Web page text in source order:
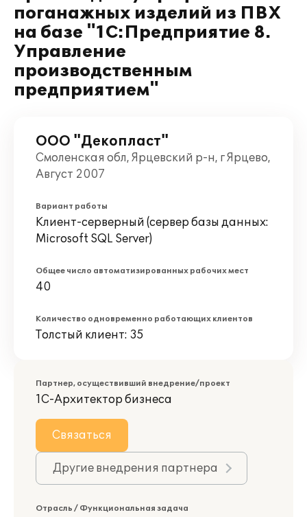
поганажных изделий из ПВХ
на базе "1С:Предприятие 8.
Управление
производственным
предприятием"
ООО "Декопласт"
Смоленская обл, Ярцевский р-н, г Ярцево,
Август 2007
Вариант работы
Клиент-серверный (сервер базы данных:
Microsoft SQL Server)
Общее число автоматизированных рабочих мест
40
Количество одновременно работающих клиентов
Толстый клиент: 35
Партнер, осуществивший внедрение/проект
1С-Архитектор бизнеса
Связаться
Другие внедрения партнера
Отрасль / Функциональная задача